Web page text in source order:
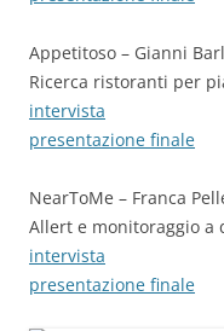
Appetitoso – Gianni
Ricerca ristoranti per
intervista
presentazione finale
NearToMe – Franca
Allert e monitoraggio a
intervista
presentazione finale